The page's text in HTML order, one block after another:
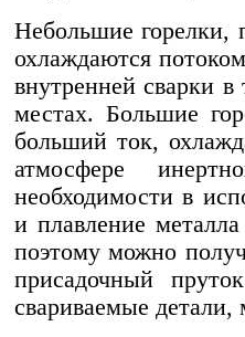
Небольшие
охлаждаются
внутренней сварки
местах. Большие
больший ток,
атмосфере
необходимости в
и плавление
поэтому можно
присадочный
свариваемые детали,